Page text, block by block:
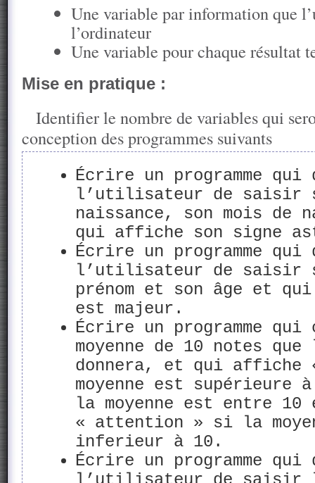
Une variable par information que
l’ordinateur
Une variable pour chaque résultat
Mise en pratique :
Identifier le nombre de variables qui
conception des programmes suivants
Écrire un programme qui
l’utilisateur de saisir
naissance, son mois de
qui affiche son signe
Écrire un programme qui
l’utilisateur de saisir
prénom et son âge et
est majeur.
Écrire un programme
moyenne de 10 notes
donnera, et qui affiche
moyenne est
la moyenne est entre
« attention » si la
inferieur à 10.
Écrire un programme qui